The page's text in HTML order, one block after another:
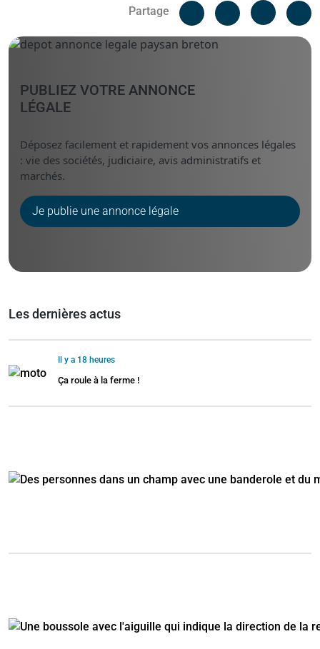
Partage
Facebook
Linked
PUBLIEZ VOTRE ANNONCE
LÉGALE
Déposez facilement et rapidement vos annonces légales
: vie des sociétés, judiciaire, avis administratifs et
marchés.
Je publie une annonce légale
Les dernières actus
Il y a 18 heures
Ça roule à la ferme !